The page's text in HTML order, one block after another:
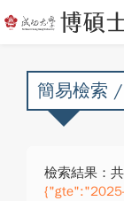
簡易檢索
檢索結果：共